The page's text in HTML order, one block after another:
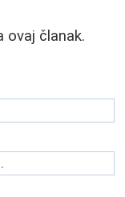
ovaj članak.